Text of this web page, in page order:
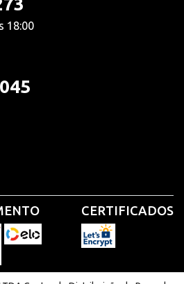
18:00
CERTIFICADOS